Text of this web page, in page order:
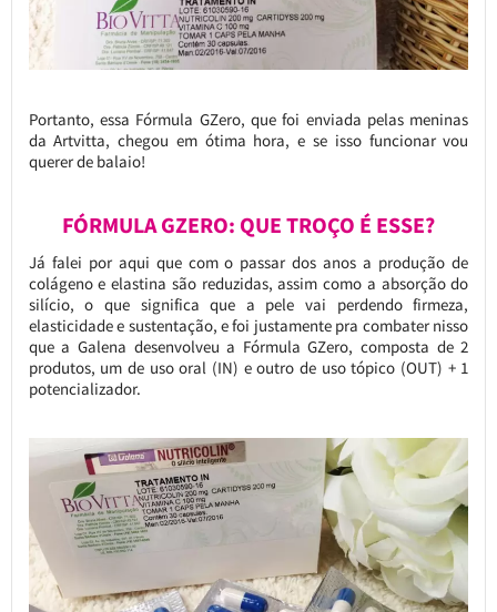
Portanto, essa Fórmula GZero, que foi enviada pelas meninas
da Artvitta, chegou em ótima hora, e se isso funcionar vou
querer de balaio!
FÓRMULA GZERO: QUE TROÇO É ESSE?
Já falei por aqui que com o passar dos anos a produção de
colágeno e elastina são reduzidas, assim como a absorção do
silício, o que significa que a pele vai perdendo firmeza,
elasticidade e sustentação, e foi justamente pra combater nisso
que a Galena desenvolveu a Fórmula GZero, composta de 2
produtos, um de uso oral (IN) e outro de uso tópico (OUT) + 1
potencializador.